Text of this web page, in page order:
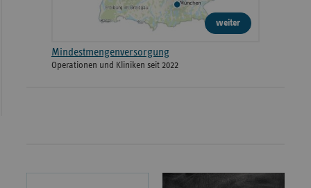
weiter
Mindestmengenversorgung
Operationen und Kliniken seit 2022